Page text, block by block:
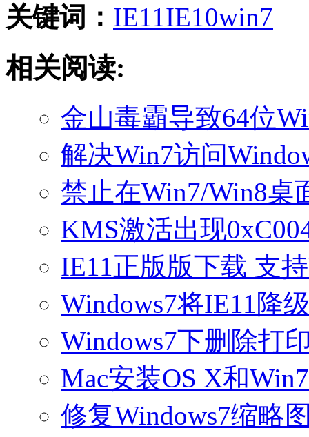
关键词： IE11IE10win7
相关阅读:
金山毒霸导致64位
解决Win7访问
禁止在Win7/Win8桌
KMS激活出现
IE11正版版下载 支
Windows7将IE11降
Windows7下删除打
Mac安装OS X和
修复Windows7缩略